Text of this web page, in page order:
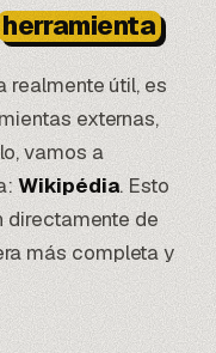
herramienta
realmente útil, es
externas,
vamos a
Wikipédia. Esto
directamente de
más completa y